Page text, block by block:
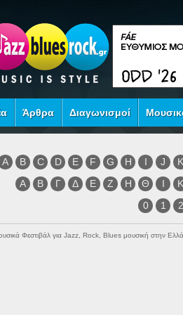
Άρθρα Διαγωνισμοί
A B C D E F G H I J K
Α
Β Γ Δ Ε Ζ Η Θ Ι Κ
0
1 2
Φεστιβάλ για Jazz, Rock, Blues μουσική στην